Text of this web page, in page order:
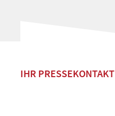
IHR PRESSEKONTAKT